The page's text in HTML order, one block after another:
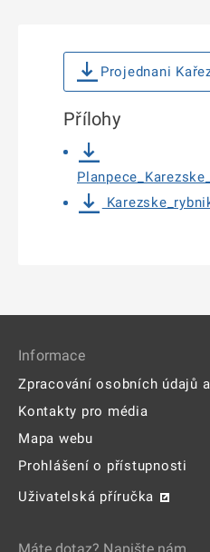
Projednani
Přílohy
Informace
Zpracování osobních údajů
Kontakty pro média
Mapa webu
Prohlášení o přístupnosti
Uživatelská příručka